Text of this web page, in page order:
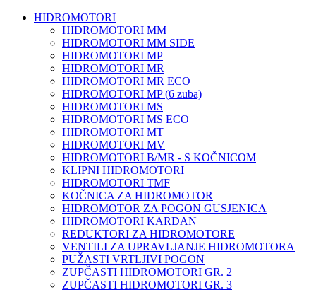
HIDROMOTORI
HIDROMOTORI MM
HIDROMOTORI MM SIDE
HIDROMOTORI MP
HIDROMOTORI MR
HIDROMOTORI MR ECO
HIDROMOTORI MP (6 zuba)
HIDROMOTORI MS
HIDROMOTORI MS ECO
HIDROMOTORI MT
HIDROMOTORI MV
HIDROMOTORI B/MR - S KOČNICOM
KLIPNI HIDROMOTORI
HIDROMOTORI TMF
KOČNICA ZA HIDROMOTOR
HIDROMOTOR ZA POGON GUSJENICA
HIDROMOTORI KARDAN
REDUKTORI ZA HIDROMOTORE
VENTILI ZA UPRAVLJANJE HIDROMOTORA
PUŽASTI VRTLJIVI POGON
ZUPČASTI HIDROMOTORI GR. 2
ZUPČASTI HIDROMOTORI GR. 3